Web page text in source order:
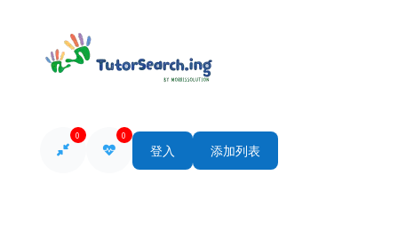
0 0
登入 添加列表